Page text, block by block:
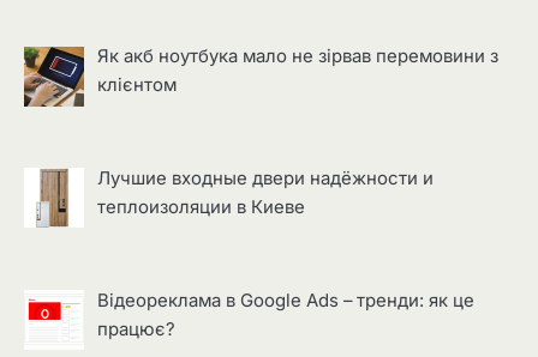
Як акб ноутбука мало не зірвав перемовини з
клієнтом
Лучшие входные двери надёжности и
теплоизоляции в Киеве
Відеореклама в Google Ads – тренди: як це
працює?